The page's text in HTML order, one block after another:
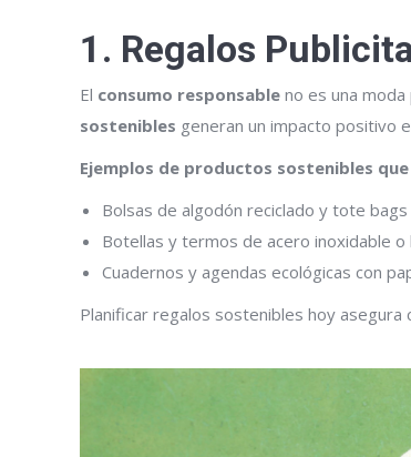
1. Regalos
El consumo responsable no es una
sostenibles generan un impacto positivo
Ejemplos de productos sostenibles
Bolsas de algodón reciclado y tote
Botellas y termos de acero inoxidable o
Cuadernos y agendas ecológicas con
Planificar regalos sostenibles hoy